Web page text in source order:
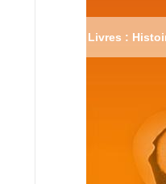
Livres :